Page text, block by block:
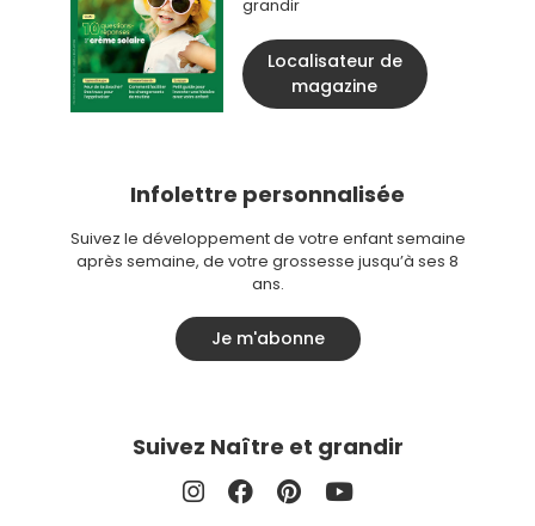
grandir
Localisateur de
magazine
Infolettre personnalisée
Suivez le développement de votre enfant semaine
après semaine, de votre grossesse jusqu’à ses 8
ans.
Je m'abonne
Suivez Naître et grandir